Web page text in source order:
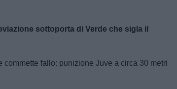
sottoporta di Verde che sigla il
fallo: punizione Juve a circa 30 metri